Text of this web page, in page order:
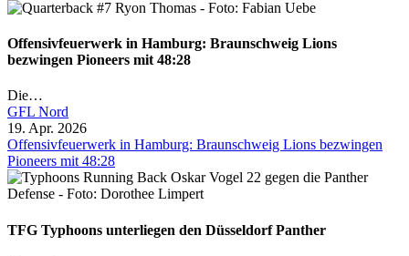
Offensivfeuerwerk in Hamburg: Braunschweig Lions
bezwingen Pioneers mit 48:28
Die…
GFL Nord
19. Apr. 2026
Offensivfeuerwerk in Hamburg: Braunschweig Lions bezwingen
Pioneers mit 48:28
TFG Typhoons unterliegen den Düsseldorf Panther